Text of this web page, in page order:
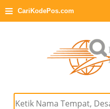
≡ CariKodePos.com